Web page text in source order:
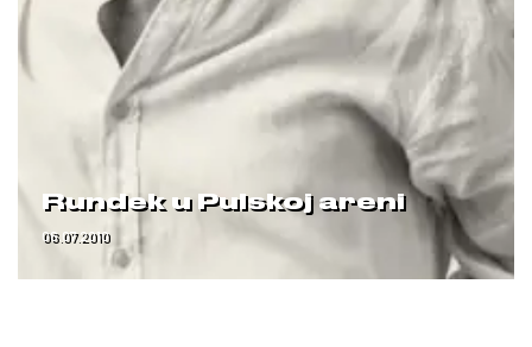
Rundek u Pulskoj areni
06.07.2010